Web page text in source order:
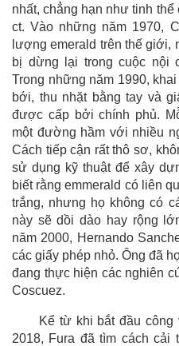
nhất, chẳng hạn như tinh
ct. Vào những năm 1970,
lượng emerald trên thế giới,
bị dừng lại trong cuộc nội
Trong những năm 1990,
bới, thu nhặt bằng tay và
được cấp bởi chính phủ.
một đường hầm với nhiều
Cách tiếp cận rất thô sơ,
sử dụng kỹ thuật để xây
biết rằng emmerald có liên
trắng, nhưng họ không có
này sẽ dồi dào hay rộng
năm 2000, Hernando
các giấy phép nhỏ. Ông đã
đang thực hiện các nghiên
Coscuez.
Kể từ khi bắt đầu công
2018, Fura đã tìm cách